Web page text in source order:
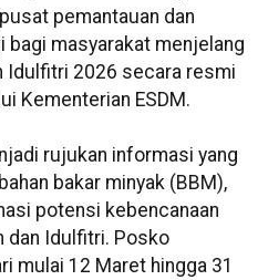
pemantauan dan
bagi masyarakat menjelang
Idulfitri 2026 secara resmi
Kementerian ESDM.
rujukan informasi yang
bakar minyak (BBM),
potensi kebencanaan
dan Idulfitri. Posko
mulai 12 Maret hingga 31